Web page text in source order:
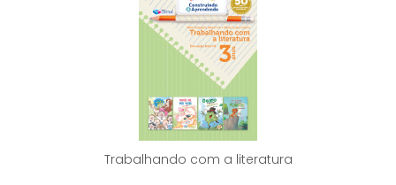
Trabalhando com a literatura